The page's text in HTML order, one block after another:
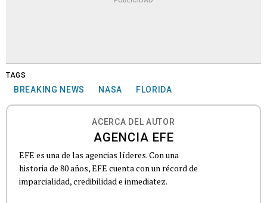
TAGS
BREAKING NEWS NASA FLORIDA
ACERCA DEL AUTOR
AGENCIA EFE
EFE es una de las agencias líderes. Con una
historia de 80 años, EFE cuenta con un récord de
imparcialidad, credibilidad e inmediatez.